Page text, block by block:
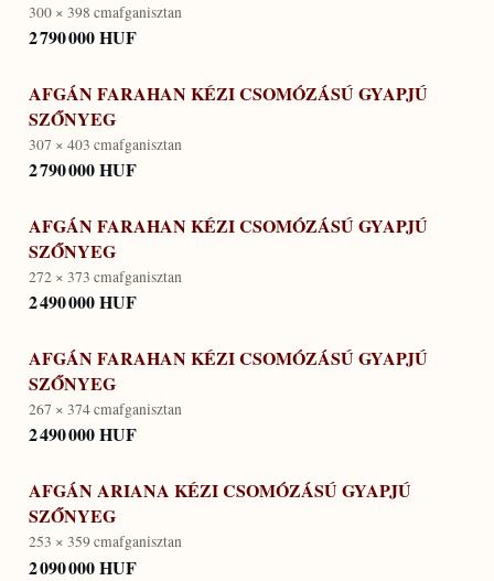
300 × 398 cmafganisztan
2 790 000 HUF
AFGÁN FARAHAN KÉZI CSOMÓZÁSÚ GYAPJÚ
SZŐNYEG
307 × 403 cmafganisztan
2 790 000 HUF
AFGÁN FARAHAN KÉZI CSOMÓZÁSÚ GYAPJÚ
SZŐNYEG
272 × 373 cmafganisztan
2 490 000 HUF
AFGÁN FARAHAN KÉZI CSOMÓZÁSÚ GYAPJÚ
SZŐNYEG
267 × 374 cmafganisztan
2 490 000 HUF
AFGÁN ARIANA KÉZI CSOMÓZÁSÚ GYAPJÚ
SZŐNYEG
253 × 359 cmafganisztan
2 090 000 HUF